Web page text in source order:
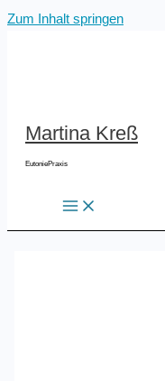
Zum Inhalt springen
Martina Kreß
EutoniePraxis